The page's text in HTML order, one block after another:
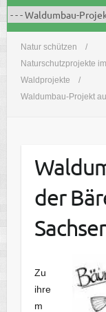
Natur schützen
Naturschutzprojekte
Waldprojekte
Waldumbau-Projekt
der
Zu
ihre
m